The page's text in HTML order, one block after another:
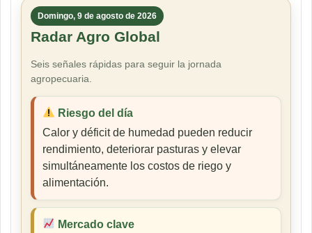
Domingo, 9 de agosto de 2026
Radar Agro Global
Seis señales rápidas para seguir la jornada
agropecuaria.
Riesgo del día
Calor y déficit de humedad pueden reducir
rendimiento, deteriorar pasturas y elevar
simultáneamente los costos de riego y
alimentación.
Mercado clave